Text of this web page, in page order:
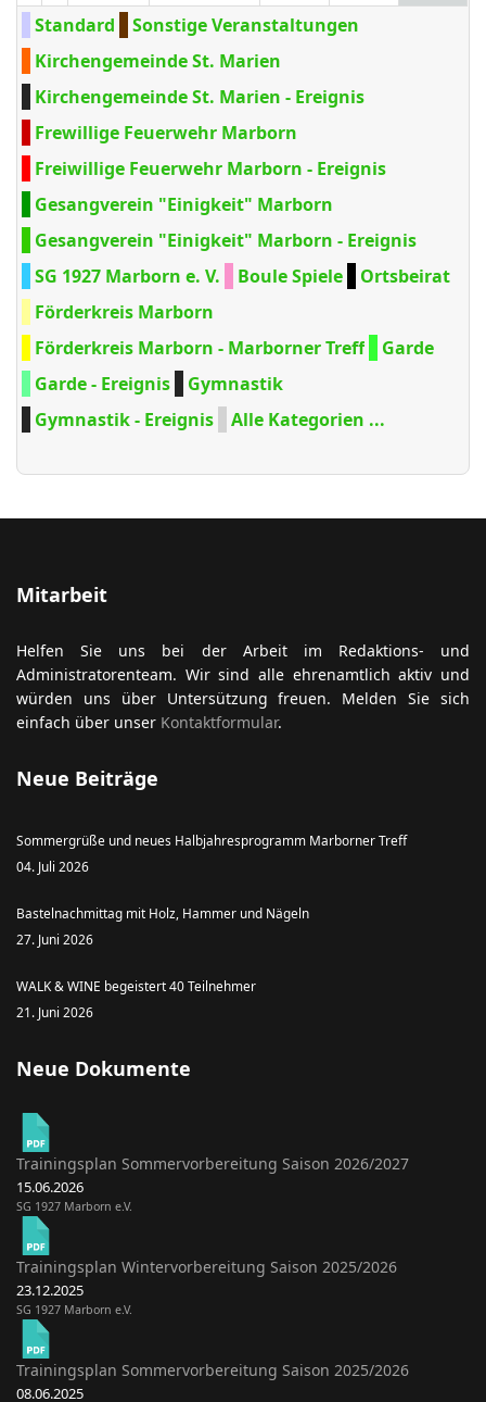
Standard
Sonstige Veranstaltungen
Kirchengemeinde St. Marien
Kirchengemeinde St. Marien - Ereignis
Frewillige Feuerwehr Marborn
Freiwillige Feuerwehr Marborn - Ereignis
Gesangverein "Einigkeit" Marborn
Gesangverein "Einigkeit" Marborn - Ereignis
SG 1927 Marborn e. V.
Boule Spiele
Ortsbeirat
Förderkreis Marborn
Förderkreis Marborn - Marborner Treff
Garde
Garde - Ereignis
Gymnastik
Gymnastik - Ereignis
Alle Kategorien ...
Mitarbeit
Helfen Sie uns bei der Arbeit im Redaktions- und
Administratorenteam. Wir sind alle ehrenamtlich aktiv und
würden uns über Untersützung freuen. Melden Sie sich
einfach über unser Kontaktformular.
Neue Beiträge
Sommergrüße und neues Halbjahresprogramm Marborner Treff
04. Juli 2026
Bastelnachmittag mit Holz, Hammer und Nägeln
27. Juni 2026
WALK & WINE begeistert 40 Teilnehmer
21. Juni 2026
Neue Dokumente
Trainingsplan Sommervorbereitung Saison 2026/2027
15.06.2026
SG 1927 Marborn e.V.
Trainingsplan Wintervorbereitung Saison 2025/2026
23.12.2025
SG 1927 Marborn e.V.
Trainingsplan Sommervorbereitung Saison 2025/2026
08.06.2025